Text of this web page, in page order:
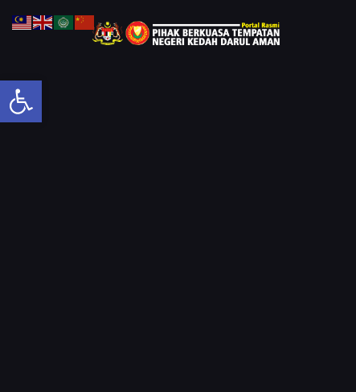
Open toolbar